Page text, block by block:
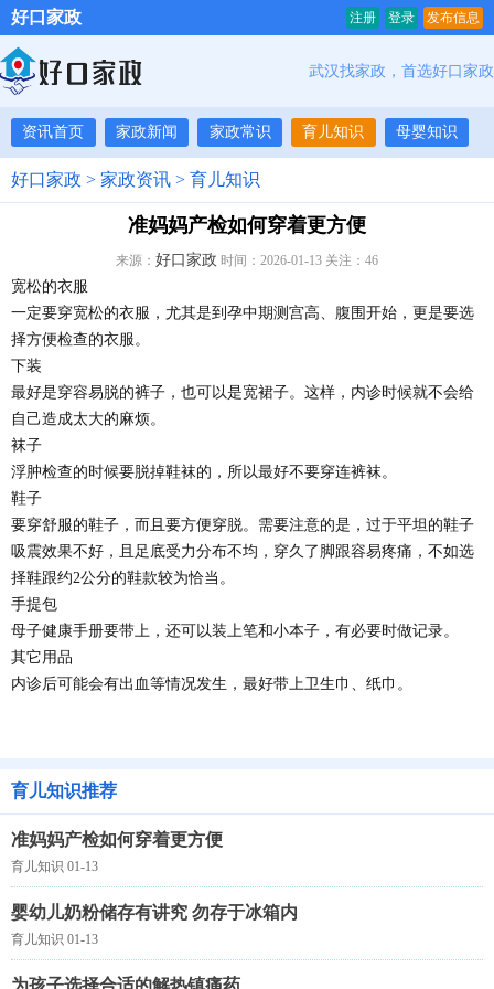
注册 登录 发布信息
好口家政
武汉找家政，首选好口家政
资讯首页 家政新闻 家政常识 育儿知识 母婴知识
好口家政 > 家政资讯 > 育儿知识
准妈妈产检如何穿着更方便
来源： 好口家政 时间：2026-01-13 关注： 46
宽松的衣服
一定要穿宽松的衣服，尤其是到孕中期测宫高、腹围开始，更是要选
择方便检查的衣服。
下装
最好是穿容易脱的裤子，也可以是宽裙子。这样，内诊时候就不会给
自己造成太大的麻烦。
袜子
浮肿检查的时候要脱掉鞋袜的，所以最好不要穿连裤袜。
鞋子
要穿舒服的鞋子，而且要方便穿脱。需要注意的是，过于平坦的鞋子
吸震效果不好，且足底受力分布不均，穿久了脚跟容易疼痛，不如选
择鞋跟约2公分的鞋款较为恰当。
手提包
母子健康手册要带上，还可以装上笔和小本子，有必要时做记录。
其它用品
内诊后可能会有出血等情况发生，最好带上卫生巾、纸巾。
育儿知识推荐
准妈妈产检如何穿着更方便
育儿知识 01-13
婴幼儿奶粉储存有讲究 勿存于冰箱内
育儿知识 01-13
为孩子选择合适的解热镇痛药